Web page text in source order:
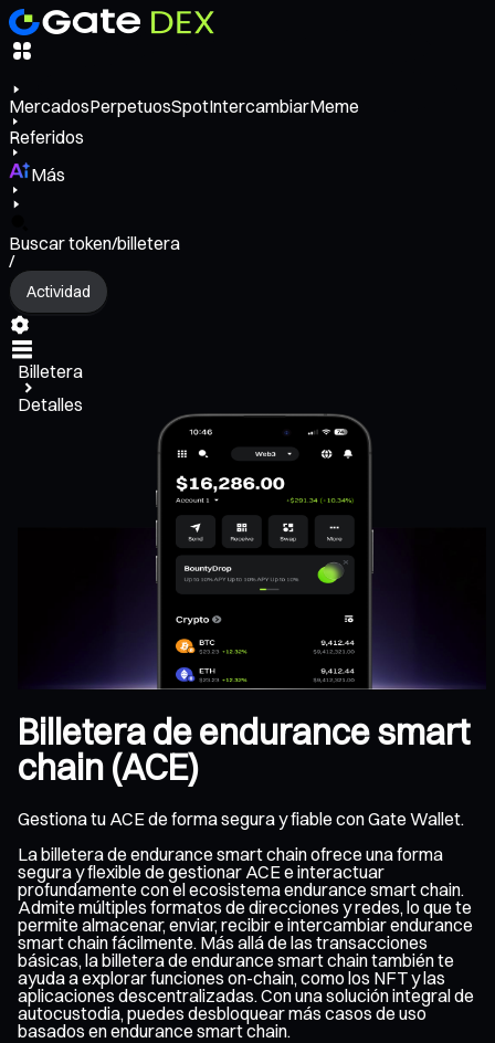
MercadosPerpetuosSpotIntercambiarMeme
Referidos
Más
Buscar token/billetera
/
Actividad
Billetera
Detalles
Billetera de endurance smart
chain (ACE)
Gestiona tu ACE de forma segura y fiable con Gate Wallet.
La billetera de endurance smart chain ofrece una forma
segura y flexible de gestionar ACE e interactuar
profundamente con el ecosistema endurance smart chain.
Admite múltiples formatos de direcciones y redes, lo que te
permite almacenar, enviar, recibir e intercambiar endurance
smart chain fácilmente. Más allá de las transacciones
básicas, la billetera de endurance smart chain también te
ayuda a explorar funciones on-chain, como los NFT y las
aplicaciones descentralizadas. Con una solución integral de
autocustodia, puedes desbloquear más casos de uso
basados en endurance smart chain.